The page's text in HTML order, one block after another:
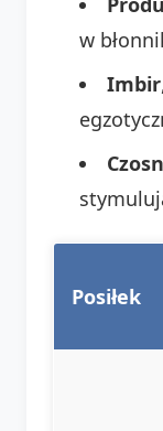
w
Imbir
Posiłek